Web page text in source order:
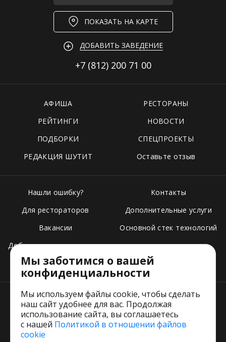
ПОКАЗАТЬ НА КАРТЕ
ДОБАВИТЬ ЗАВЕДЕНИЕ
+7 (812) 200 71 00
АФИША
РЕСТОРАНЫ
РЕЙТИНГИ
НОВОСТИ
ПОДБОРКИ
СПЕЦПРОЕКТЫ
РЕДАКЦИЯ ШУТИТ
Оставьте отзыв
Нашли ошибку?
Для рестораторов
Вакансии
Добавить свое заведение
Тарифы
Контакты
Дополнительные услуги
Основной стек технологий
Пользовательское соглашение
Мы заботимся о вашей
конфиденциальности
Мы используем файлы cookie, чтобы сделать
наш сайт удобнее для вас. Продолжая
использование сайта, вы соглашаетесь
с нашей Политикой в отношении файлов
cookie